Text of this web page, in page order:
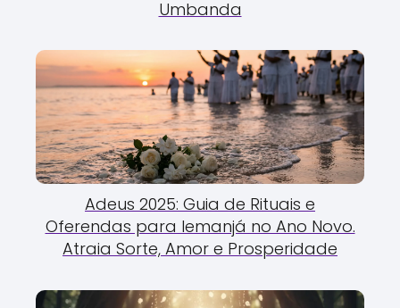
Umbanda
Adeus 2025: Guia de Rituais e
Oferendas para Iemanjá no Ano Novo.
Atraia Sorte, Amor e Prosperidade